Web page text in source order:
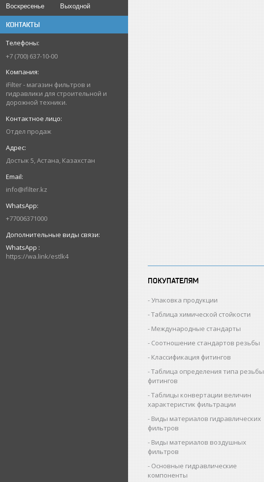
Воскресенье
Выходной
КОНТАКТЫ
+7 (700) 637-10-00
iFilter - магазин фильтров и
гидравлики для строительной и
дорожной техники.
Отдел продаж
Достык 5, Астана, Казахстан
info@ifilter.kz
+77006371000
WhatsApp
https://wa.link/estlk4
ПОКУПАТЕЛЯМ
Упаковка продукции
Таблица химической стойкости
Международные стандарты
Соотношение стандартов резьбы
Классификация фитингов
Таблица определения типа резьбы
фитингов
Таблицы конвертации величин
характеристик фильтрации
Виды материалов гидравлических
фильтров
Виды материалов воздушных
фильтров
Основные гидравлические
компоненты